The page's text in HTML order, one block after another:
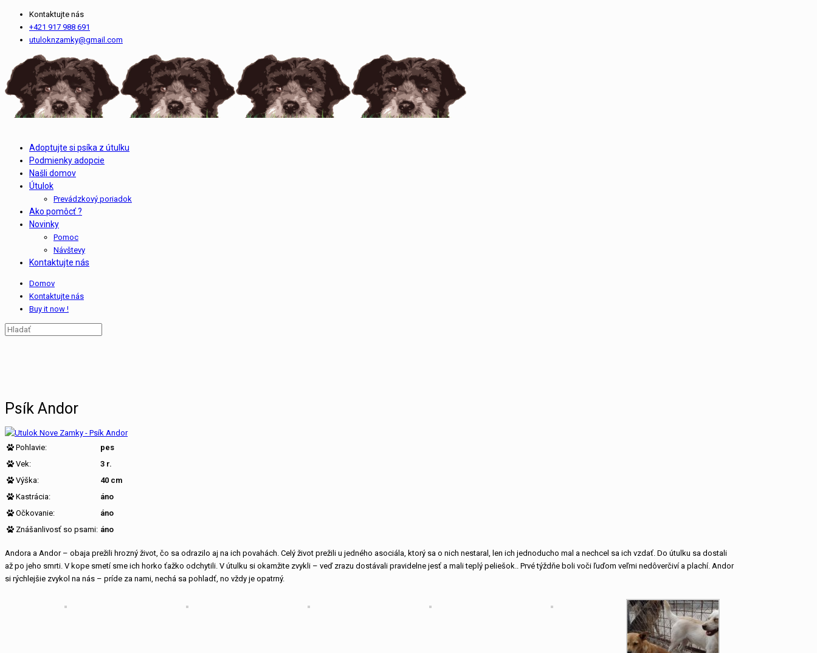
Kontaktujte nás
+421 917 988 691
utuloknzamky@gmail.com
Adoptujte si psíka z útulku
Podmienky adopcie
Našli domov
Útulok
Prevádzkový poriadok
Ako pomôcť ?
Novinky
Pomoc
Návštevy
Kontaktujte nás
Domov
Kontaktujte nás
Buy it now !
Psík Andor
Pohlavie:
pes
Vek:
3 r.
Výška:
40 cm
Kastrácia:
áno
Očkovanie:
áno
Znášanlivosť so psami: áno
Andora a Andor – obaja prežili hrozný život, čo sa odrazilo aj na ich povahách. Celý život prežili u jedného asociála, ktorý sa o nich nestaral, len ich jednoducho mal a nechcel sa ich vzdať. Do útulku sa dostali
až po jeho smrti. V kope smetí sme ich horko ťažko odchytili. V útulku si okamžite zvykli – veď zrazu dostávali pravidelne jesť a mali teplý peliešok.. Prvé týždňe boli voči ľuďom veľmi nedôverčiví a plachí. Andor
si rýchlejšie zvykol na nás – príde za nami, nechá sa pohladť, no vždy je opatrný.